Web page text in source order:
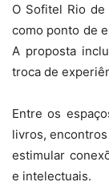
O Sofitel Rio
como ponto de
A proposta
troca de
Entre os
livros,
estimular
e intelectuais.